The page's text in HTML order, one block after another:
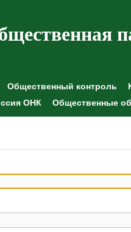
Общественный контроль
ОНК Общественные